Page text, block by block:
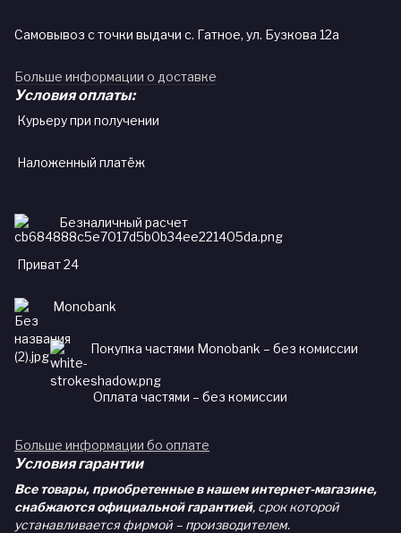
Самовывоз с точки выдачи с. Гатное, ул. Бузкова 12а
Больше информации о доставке
Условия оплаты:
Курьеру при получении
Наложенный платёж
Безналичный расчет
Приват 24
Monobank
Покупка частями Monobank – без комиссии
Оплата частями – без комиссии
Больше информации бо оплате
Условия гарантии
Все товары, приобретенные в нашем интернет-магазине,
снабжаются официальной гарантией, срок которой
устанавливается фирмой – производителем.